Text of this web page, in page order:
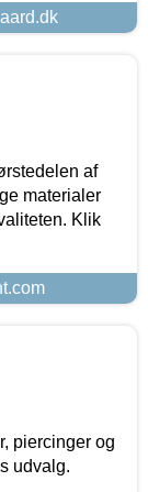
af
materialer
Klik
piercinger og
udvalg.